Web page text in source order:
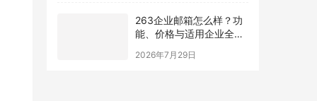
263企业邮箱怎么样？功
能、价格与适用企业全面
2026年7月29日